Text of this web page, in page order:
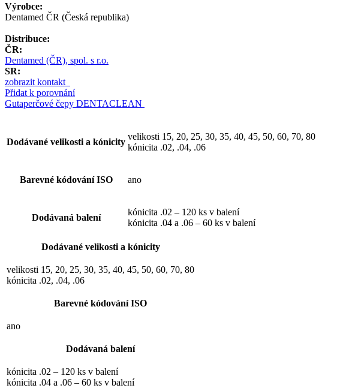
Výrobce:
Dentamed ČR (Česká republika)
Distribuce:
ČR:
Dentamed (ČR), spol. s r.o.
SR:
zobrazit kontakt
Přidat k porovnání
Gutaperčové čepy DENTACLEAN
Dodávané velikosti a kónicity
velikosti 15, 20, 25, 30, 35, 40, 45, 50, 60, 70, 80
kónicita .02, .04, .06
Barevné kódování ISO ano
Dodávaná balení
kónicita .02 – 120 ks v balení
kónicita .04 a .06 – 60 ks v balení
Dodávané velikosti a kónicity
velikosti 15, 20, 25, 30, 35, 40, 45, 50, 60, 70, 80
kónicita .02, .04, .06
Barevné kódování ISO
ano
Dodávaná balení
kónicita .02 – 120 ks v balení
kónicita .04 a .06 – 60 ks v balení